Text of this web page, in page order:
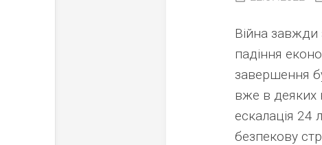
Війна завжди
падіння
завершення
вже в деяких
ескалація 24
безпекову